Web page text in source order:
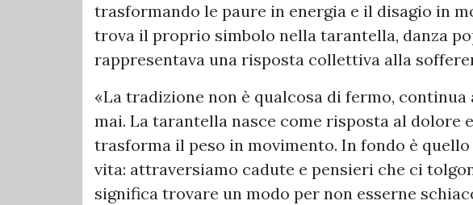
trasformando le paure in energia e il disagio in
trova il proprio simbolo nella tarantella, danza
rappresentava una risposta collettiva alla
«La tradizione non è qualcosa di fermo, continua
mai. La tarantella nasce come risposta al dolore
trasforma il peso in movimento. In fondo è
vita: attraversiamo cadute e pensieri che ci
significa trovare un modo per non esserne